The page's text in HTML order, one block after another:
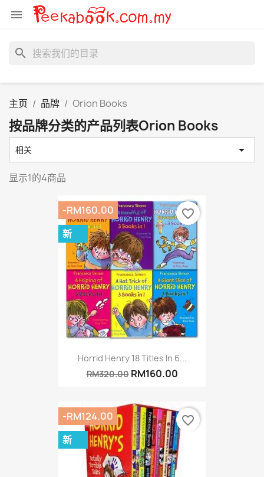

search
主页 品牌 Orion Books
按品牌分类的产品列表Orion Books
相关 
显示1的4商品
Horrid Henry 18 Titles In 6...
RM320.00 RM160.00
-RM160.00
新
favorite_border
-RM124.00
新
favorite_border